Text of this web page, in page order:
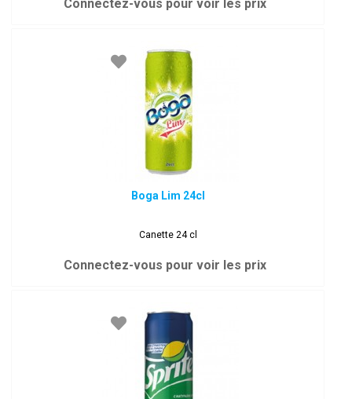
Connectez-vous pour voir les prix
Boga Lim 24cl
Canette 24 cl
Connectez-vous pour voir les prix